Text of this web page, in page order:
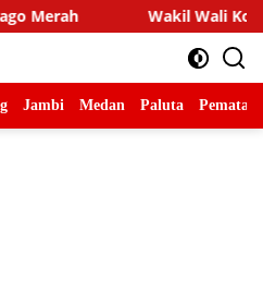
Wakil Wali Kota Fadly Abdina
Jambi Medan Paluta